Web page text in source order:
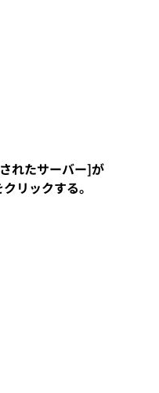
れたサーバー]が
リックする。